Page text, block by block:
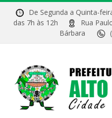
De Segunda a Quinta-
das 7h às 12h
Rua
Bárbara